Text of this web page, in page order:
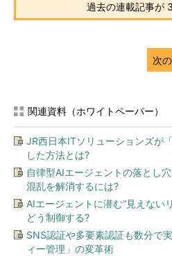
過去の連載記事が
次
関連資料（ホワイトペーパー）
JR西日本ITソリューションズが
した方法とは?
自律型AIエージェントの落とし
混乱を解消するには?
AIエージェントに潜む“見えない
どう制御する?
SNS認証や多要素認証も数分で
ィー管理」の変革術